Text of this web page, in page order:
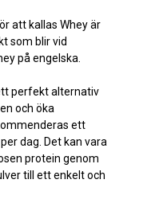
att kallas Whey är
som blir vid
på engelska.
perfekt alternativ
och öka
ett
dag. Det kan vara
protein genom
till ett enkelt och